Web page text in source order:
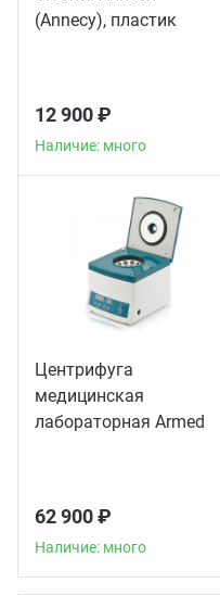
(Annecy), пластик
12 900 ₽
Наличие: много
Центрифуга
медицинская
лабораторная Armed
62 900 ₽
Наличие: много